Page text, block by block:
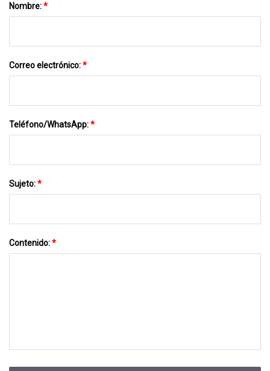
Nombre:*
Correo electrónico:*
Teléfono/WhatsApp:*
Sujeto:*
Contenido:*